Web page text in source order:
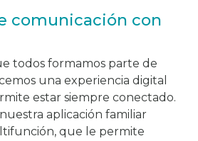
comunicación con
todos formamos parte de
una experiencia digital
estar siempre conectado.
aplicación familiar
que le permite